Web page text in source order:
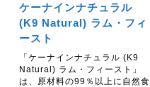
ケーナインナチュラル
(K9 Natural) ラム・フィ
ースト
「ケーナインナチュラル (K9
Natural) ラム・フィースト」
は、原材料の99％以上に自然食